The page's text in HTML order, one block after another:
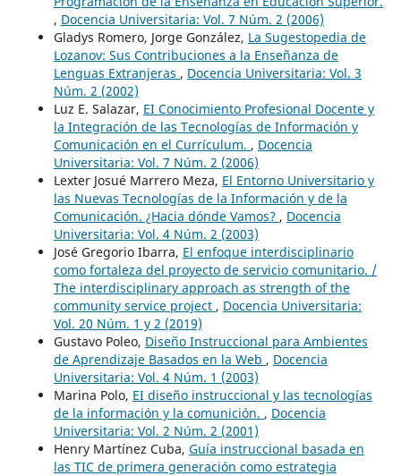
, Docencia Universitaria: Vol. 7 Núm. 2 (2006)
Gladys Romero, Jorge González, La Sugestopedia de
Lozanov: Sus Contribuciones a la Enseñanza de
Lenguas Extranjeras , Docencia Universitaria: Vol. 3
Núm. 2 (2002)
Luz E. Salazar, EI Conocimiento Profesional Docente y
la Integración de las Tecnologías de Información y
Comunicación en el Currículum. , Docencia
Universitaria: Vol. 7 Núm. 2 (2006)
Lexter Josué Marrero Meza, El Entorno Universitario y
las Nuevas Tecnologías de la Información y de la
Comunicación. ¿Hacia dónde Vamos? , Docencia
Universitaria: Vol. 4 Núm. 2 (2003)
José Gregorio Ibarra, El enfoque interdisciplinario
como fortaleza del proyecto de servicio comunitario. /
The interdisciplinary approach as strength of the
community service project , Docencia Universitaria:
Vol. 20 Núm. 1 y 2 (2019)
Gustavo Poleo, Diseño Instruccional para Ambientes
de Aprendizaje Basados en la Web , Docencia
Universitaria: Vol. 4 Núm. 1 (2003)
Marina Polo, EI diseño instruccional y las tecnologías
de la información y la comunición. , Docencia
Universitaria: Vol. 2 Núm. 2 (2001)
Henry Martínez Cuba, Guía instruccional basada en
las TIC de primera generación como estrategia